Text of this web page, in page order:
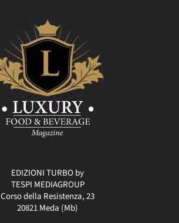
EDIZIONI TURBO by
TESPI MEDIAGROUP
Corso della Resistenza, 23
20821 Meda (Mb)